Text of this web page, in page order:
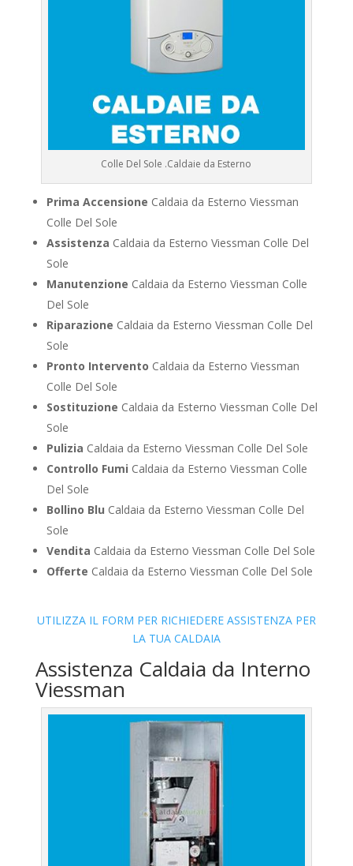
Colle Del Sole .Caldaie da Esterno
Prima Accensione Caldaia da Esterno Viessman
Colle Del Sole
Assistenza Caldaia da Esterno Viessman Colle Del
Sole
Manutenzione Caldaia da Esterno Viessman Colle
Del Sole
Riparazione Caldaia da Esterno Viessman Colle Del
Sole
Pronto Intervento Caldaia da Esterno Viessman
Colle Del Sole
Sostituzione Caldaia da Esterno Viessman Colle Del
Sole
Pulizia Caldaia da Esterno Viessman Colle Del Sole
Controllo Fumi Caldaia da Esterno Viessman Colle
Del Sole
Bollino Blu Caldaia da Esterno Viessman Colle Del
Sole
Vendita Caldaia da Esterno Viessman Colle Del Sole
Offerte Caldaia da Esterno Viessman Colle Del Sole
UTILIZZA IL FORM PER RICHIEDERE ASSISTENZA PER
LA TUA CALDAIA
Assistenza Caldaia da Interno
Viessman